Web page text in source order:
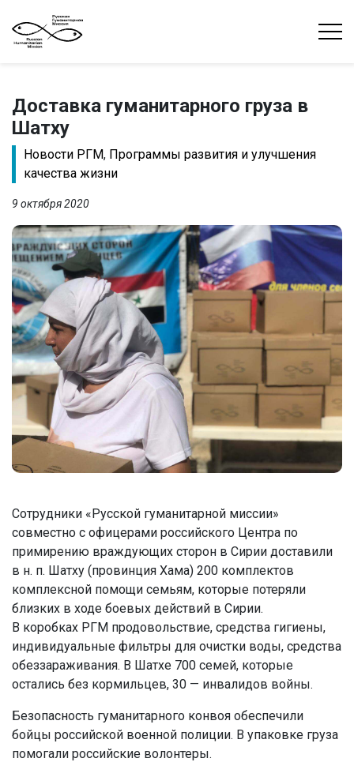
Доставка гуманитарного груза в
Шатху
Новости РГМ, Программы развития и улучшения
качества жизни
9 октября 2020
Сотрудники «Русской гуманитарной миссии»
совместно с офицерами российского Центра по
примирению враждующих сторон в Сирии доставили
в н. п. Шатху (провинция Хама) 200 комплектов
комплексной помощи семьям, которые потеряли
близких в ходе боевых действий в Сирии.
В коробках РГМ продовольствие, средства гигиены,
индивидуальные фильтры для очистки воды, средства
обеззараживания. В Шатхе 700 семей, которые
остались без кормильцев, 30 — инвалидов войны.
Безопасность гуманитарного конвоя обеспечили
бойцы российской военной полиции. В упаковке груза
помогали российские волонтеры.